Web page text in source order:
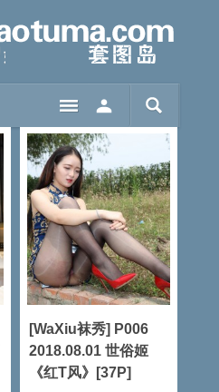
[WaXiu袜秀] P006
2018.08.01 世俗姬
《红T风》[37P]